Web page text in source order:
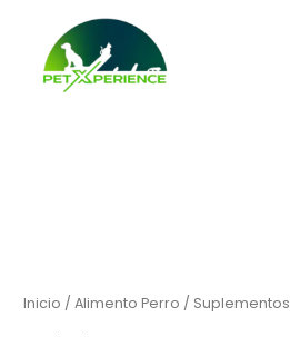
contenido
Inicio /Alimento Perro / Suplementos